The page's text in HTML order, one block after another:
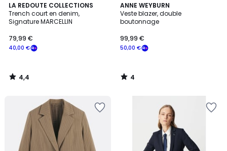
LA REDOUTE COLLECTIONS
Trench court en denim,
Signature MARCELLIN
40,00 €
79,99 €
4,4
/ 5
4,4
/
ANNE WEYBURN
Veste blazer, double
boutonnage
50,00 €
99,99 €
4
/
5
4
/